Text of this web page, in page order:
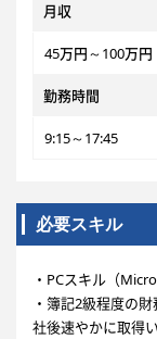
月収
45万円～100万円
勤務時間
9:15～17:45
必要スキル
・PCスキル（
・簿記2級程度の
社後速やかに取得